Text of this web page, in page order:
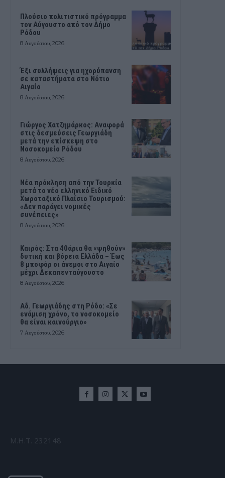
Πλούσιο πολιτιστικό πρόγραμμα
τον Αύγουστο από τον Δήμο
Ρόδου
8 Αυγούστου, 2026
Έξι συλλήψεις για ηχορύπανση
σε καταστήματα στο Νότιο
Αιγαίο
8 Αυγούστου, 2026
Γιώργος Χατζημάρκος: Αναφορά
στις δεσμεύσεις Γεωργιάδη
μετά την επίσκεψη στο
Νοσοκομείο Ρόδου
8 Αυγούστου, 2026
Νέα πρόκληση από την Τουρκία
μετά το νέο ελληνικό Ειδικό
Χωροταξικό Πλαίσιο Τουρισμού:
«Δεν παράγει νομικές
συνέπειες»
8 Αυγούστου, 2026
Καιρός: Στα 40άρια θα «ψηθούν»
δυτική και βόρεια Ελλάδα – Έως
8 μποφόρ οι άνεμοι στο Αιγαίο
μέχρι Δεκαπενταύγουστο
8 Αυγούστου, 2026
Αδ. Γεωργιάδης στη Ρόδο: «Σε
ενάμιση χρόνο, το νοσοκομείο
θα είναι καινούργιο»
7 Αυγούστου, 2026
Μ.Η.Τ. 232148